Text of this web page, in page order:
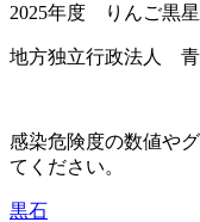
2025年度 りんご黒星
地方独立行政法人 青
感染危険度の数値や
てください。
黒石